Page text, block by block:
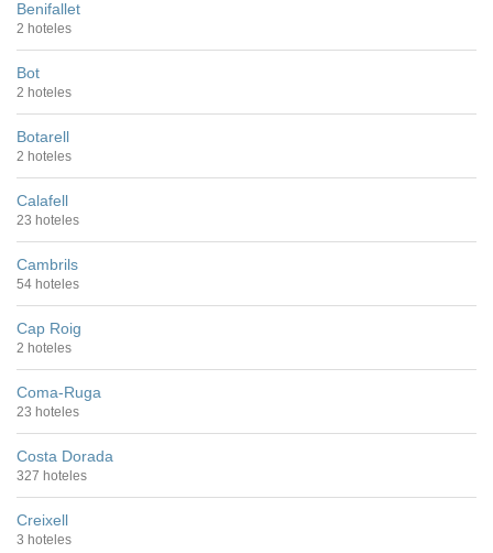
Benifallet
2 hoteles
Bot
2 hoteles
Botarell
2 hoteles
Calafell
23 hoteles
Cambrils
54 hoteles
Cap Roig
2 hoteles
Coma-Ruga
23 hoteles
Costa Dorada
327 hoteles
Creixell
3 hoteles